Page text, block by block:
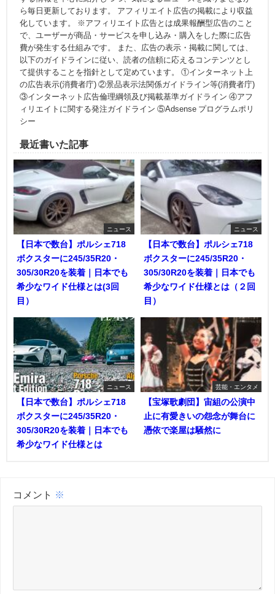
ら毎日更新しております。 アフィリエイト広告の掲載により収益
化しています。 ※アフィリエイト広告とは成果報酬型広告のこと
で、ユーザーが商品・サービスを申し込み・購入をした際に広告
費が発生する仕組みです。 また、広告の表示・掲載に関しては、
以下のガイドラインに従い、読者の信頼に応えるコンテンツとし
て提供することを指針として定めています。 ①インターネット上
の広告表示(消費者庁) ②景品表示法関係ガイドライン等(消費者庁)
③インターネット広告倫理綱領及び掲載基準ガイドライン ④アフ
ィリエイトに関する発注ガイドライン ⑤Adsense プログラムポリ
シー
最近書いた記事
ニュース
【日本で数台】ポルシェ718
ボクスターに245/35R20・
305/30R20を装着｜日本でも
希少なワイド仕様とは(3回
目）
ニュース
【日本で数台】ポルシェ718
ボクスターに245/35R20・
305/30R20を装着｜日本でも
希少なワイド仕様とは（２回
目）
ニュース
【日本で数台】ポルシェ718
ボクスターに245/35R20・
305/30R20を装着｜日本でも
希少なワイド仕様とは
芸能・エンタメ
【宝塚歌劇団】宙組の公演中
止に有愛きいの怨念が舞台に
憑依で楽屋は騒然に
コメント ※